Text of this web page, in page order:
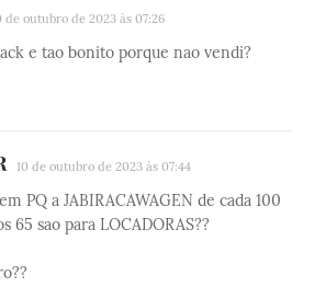
de outubro de 2023 às 07:26
e tao bonito porque nao vendi?
10 de outubro de 2023 às 07:44
PQ a JABIRACAWAGEN de cada 100
65 sao para LOCADORAS??